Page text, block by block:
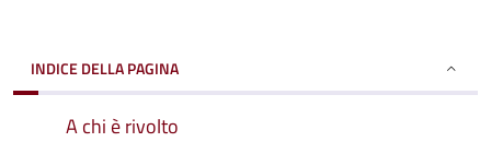
INDICE DELLA PAGINA
A chi è rivolto